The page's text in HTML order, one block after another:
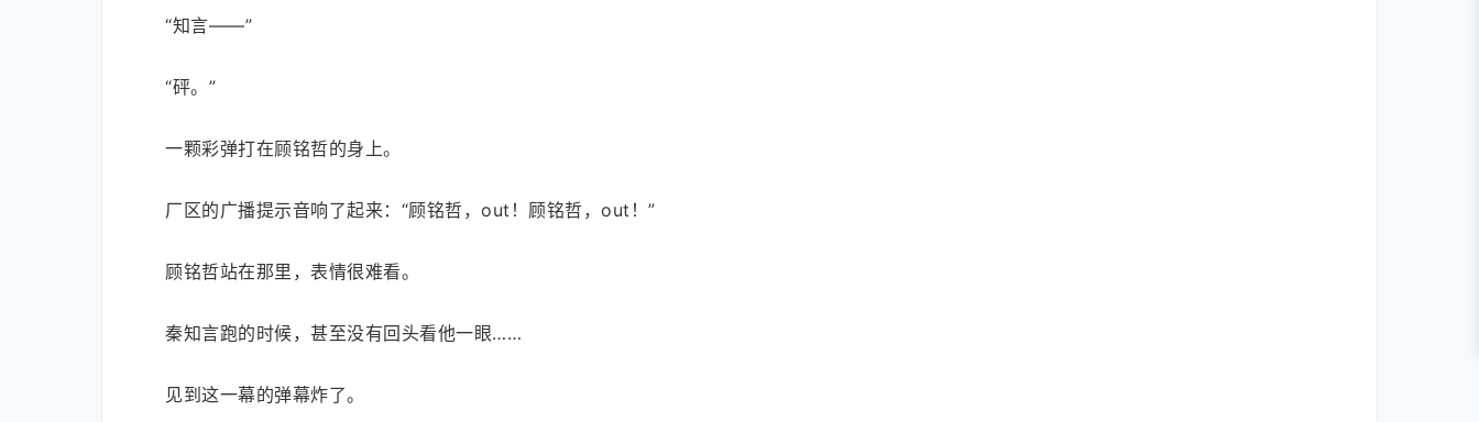
“知言——”
“砰。”
一颗彩弹打在顾铭哲的身上。
厂区的广播提示音响了起来：“顾铭哲，out！顾铭哲，out！”
顾铭哲站在那里，表情很难看。
秦知言跑的时候，甚至没有回头看他一眼……
见到这一幕的弹幕炸了。